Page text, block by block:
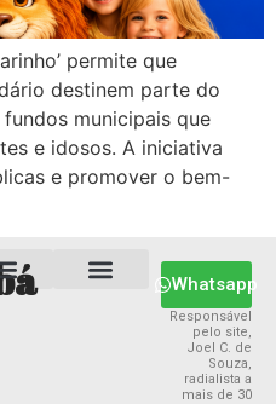
permite que
destinem parte do
municipais que
e idosos. A iniciativa
e promover o bem-
Whatsapp
Responsável
pelo site,
Joel C. de
Souza,
radialista a
mais de 30